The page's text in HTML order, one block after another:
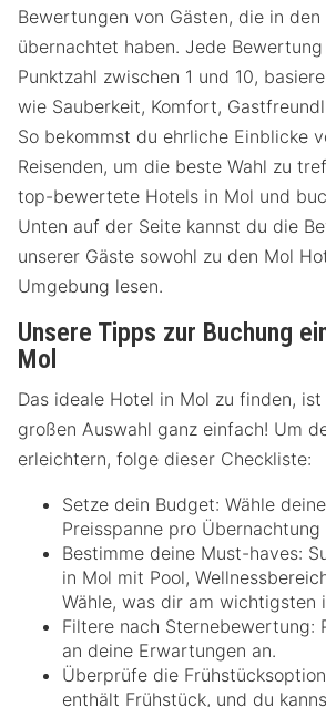
Bewertungen von Gästen, die in
übernachtet haben. Jede
Punktzahl zwischen 1 und 10,
wie Sauberkeit, Komfort,
So bekommst du ehrliche Einblicke
Reisenden, um die beste Wahl zu
top-bewertete Hotels in Mol und
Unten auf der Seite kannst du die
unserer Gäste sowohl zu den Mol
Umgebung lesen.
Unsere Tipps zur Buchung
Mol
Das ideale Hotel in Mol zu finden,
großen Auswahl ganz einfach! Um
erleichtern, folge dieser Checkliste:
Setze dein Budget: Wähle
Preisspanne pro Übernachtung
Bestimme deine Must-haves:
in Mol mit Pool,
Wähle, was dir am wichtigsten
Filtere nach Sternebewertung:
an deine Erwartungen an.
Überprüfe die
enthält Frühstück, und du